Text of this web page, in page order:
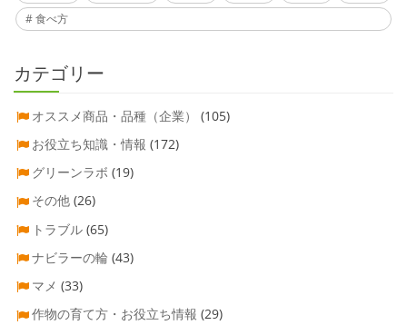
食べ方
カテゴリー
オススメ商品・品種（企業）
(105)
お役立ち知識・情報 (172)
グリーンラボ (19)
その他 (26)
トラブル (65)
ナビラーの輪 (43)
マメ (33)
作物の育て方・お役立ち情報 (29)